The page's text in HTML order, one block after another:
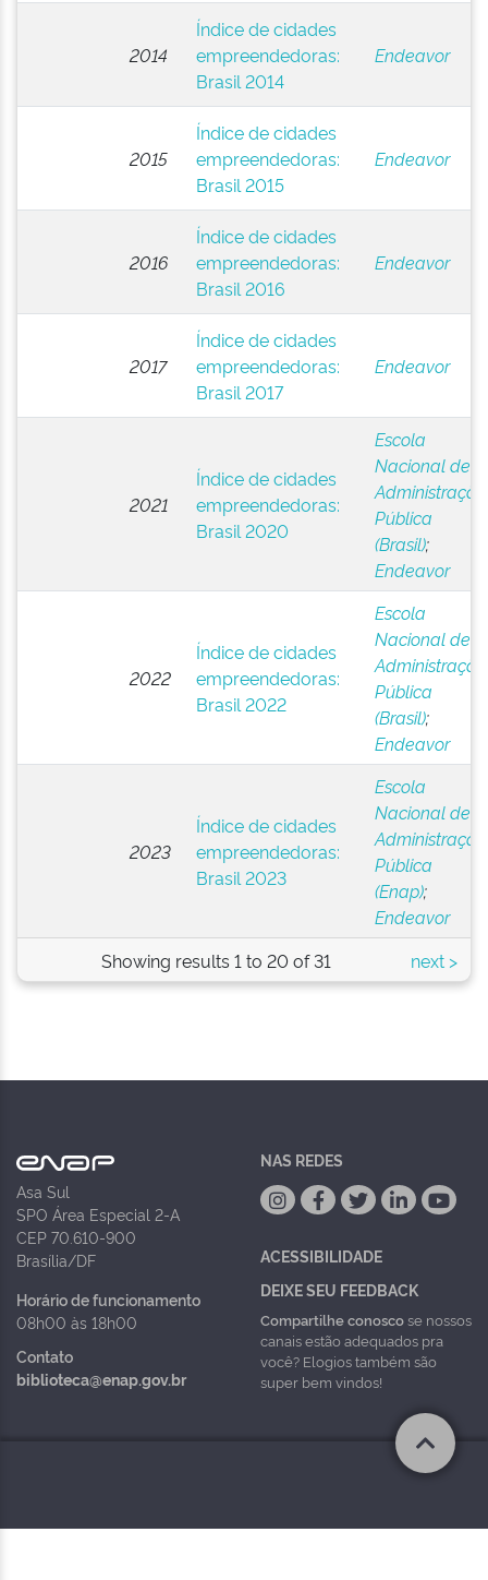
2014
Índice de cidades
empreendedoras:
Brasil 2014
Endeavor
2015
Índice de cidades
empreendedoras:
Brasil 2015
Endeavor
2016
Índice de cidades
empreendedoras:
Brasil 2016
Endeavor
2017
Índice de cidades
empreendedoras:
Brasil 2017
Endeavor
2021
Índice de cidades
empreendedoras:
Brasil 2020
Escola
Nacional de
Administração
Pública
(Brasil);
Endeavor
2022
Índice de cidades
empreendedoras:
Brasil 2022
Escola
Nacional de
Administração
Pública
(Brasil);
Endeavor
2023
Índice de cidades
empreendedoras:
Brasil 2023
Escola
Nacional de
Administração
Pública
(Enap);
Endeavor
Showing results 1 to 20 of 31
next >
Asa Sul
SPO Área Especial 2-A
CEP 70.610-900
Brasília/DF
Horário de funcionamento
08h00 às 18h00
Contato
biblioteca@enap.gov.br
NAS REDES
ACESSIBILIDADE
DEIXE SEU FEEDBACK
Compartilhe conoscose nossos
canais estão adequados pra
você? Elogios também são
super bem vindos!